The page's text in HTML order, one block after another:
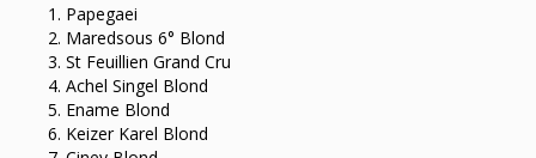
Papegaei
Maredsous 6° Blond
St Feuillien Grand Cru
Achel Singel Blond
Ename Blond
Keizer Karel Blond